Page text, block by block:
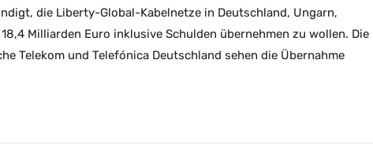
die Liberty-Global-Kabelnetze in Deutschland, Ungarn,
Milliarden Euro inklusive Schulden übernehmen zu wollen. Die
Telekom und Telefónica Deutschland sehen die Übernahme